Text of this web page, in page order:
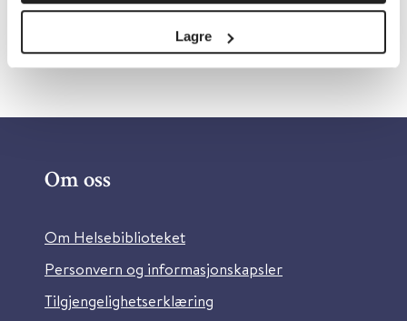
Lagre
Om oss
Om Helsebiblioteket
Personvern og informasjonskapsler
Tilgjengelighetserklæring